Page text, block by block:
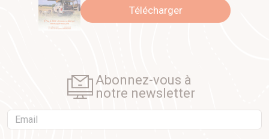
Télécharger
Abonnez-vous à
notre newsletter
Email